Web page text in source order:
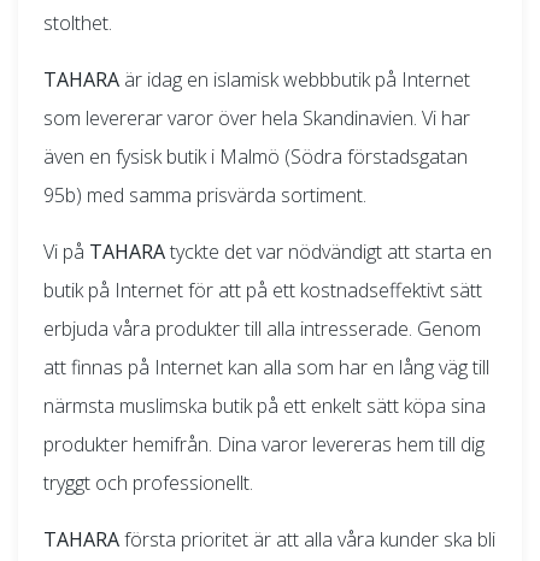
stolthet.
TAHARAär idag en islamisk webbbutik på Internet
som levererar varor över hela Skandinavien. Vi har
även en fysisk butik i Malmö (Södra förstadsgatan
95b) med samma prisvärda sortiment.
Vi på TAHARAtyckte det var nödvändigt att starta en
butik på Internet för att på ett kostnadseffektivt sätt
erbjuda våra produkter till alla intresserade. Genom
att finnas på Internet kan alla som har en lång väg till
närmsta muslimska butik på ett enkelt sätt köpa sina
produkter hemifrån. Dina varor levereras hem till dig
tryggt och professionellt.
TAHARAförsta prioritet är att alla våra kunder ska bli